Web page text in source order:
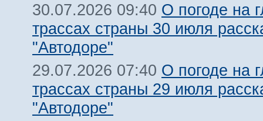
30.07.2026 09:40 О погоде на
трассах страны 30 июля
"Автодоре"
29.07.2026 07:40 О погоде на
трассах страны 29 июля
"Автодоре"